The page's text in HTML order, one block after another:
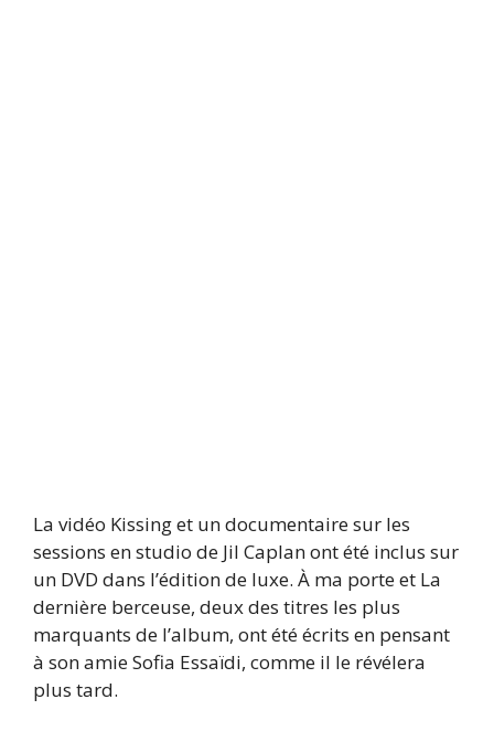
La vidéo Kissing et un documentaire sur les
sessions en studio de Jil Caplan ont été inclus sur
un DVD dans l’édition de luxe. À ma porte et La
dernière berceuse, deux des titres les plus
marquants de l’album, ont été écrits en pensant
à son amie Sofia Essaïdi, comme il le révélera
plus tard.